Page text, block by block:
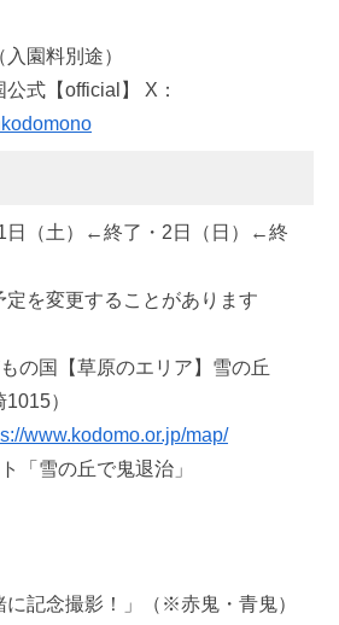
園料別途）
公式【official】 X：
日（土）←終了・2日（日）←終
を変更することがあります
の国【草原のエリア】雪の丘
）
www.kodomo.or.jp/map/
「雪の丘で鬼退治」
に記念撮影！」（※赤鬼・青鬼）